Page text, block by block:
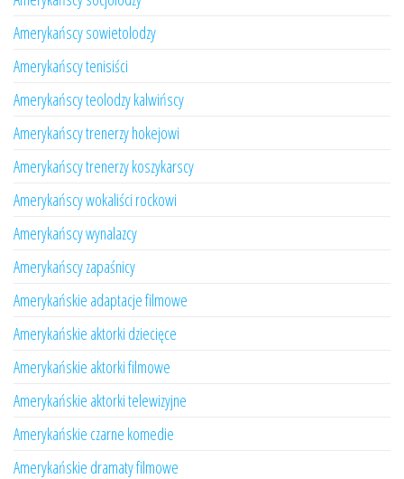
Amerykańscy sowietolodzy
Amerykańscy tenisiści
Amerykańscy teolodzy kalwińscy
Amerykańscy trenerzy hokejowi
Amerykańscy trenerzy koszykarscy
Amerykańscy wokaliści rockowi
Amerykańscy wynalazcy
Amerykańscy zapaśnicy
Amerykańskie adaptacje filmowe
Amerykańskie aktorki dziecięce
Amerykańskie aktorki filmowe
Amerykańskie aktorki telewizyjne
Amerykańskie czarne komedie
Amerykańskie dramaty filmowe